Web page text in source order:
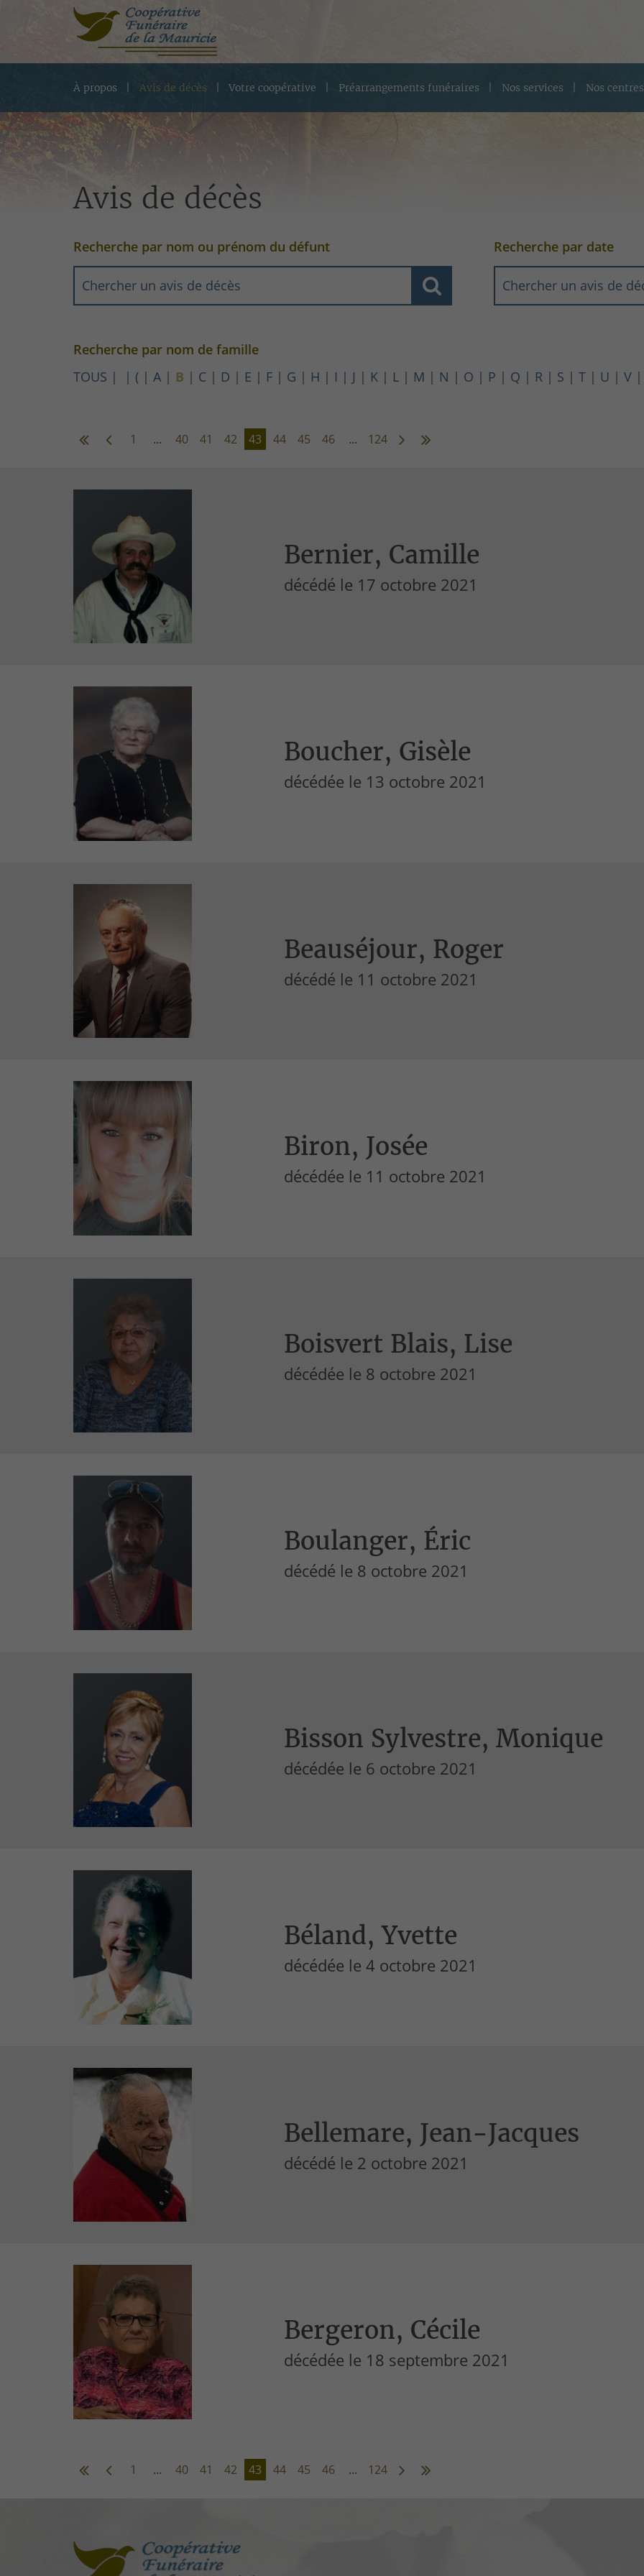
À propos Avis de décès Votre coopérative Préarrangements funéraires Nos services Nos
Avis de décès
Recherche par nom ou prénom du défunt Recherche par date
Recherche par nom de famille
TOUS
( A B C D E F G H I J K L M N O P Q R S T U V
1 ... 40 41 42 43 44 45 46 ... 124
Bernier, Camille
décédé le 17 octobre 2021
Boucher, Gisèle
décédée le 13 octobre 2021
Beauséjour, Roger
décédé le 11 octobre 2021
Biron, Josée
décédée le 11 octobre 2021
Boisvert Blais, Lise
décédée le 8 octobre 2021
Boulanger, Éric
décédé le 8 octobre 2021
Bisson Sylvestre, Monique
décédée le 6 octobre 2021
Béland, Yvette
décédée le 4 octobre 2021
Bellemare, Jean-Jacques
décédé le 2 octobre 2021
Bergeron, Cécile
décédée le 18 septembre 2021
1 ... 40 41 42 43 44 45 46 ... 124